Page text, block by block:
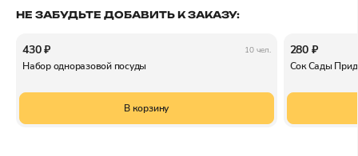
НЕ ЗАБУДЬТЕ ДОБАВИТЬ К ЗАКАЗУ:
430 ₽ 10 чел.
Набор одноразовой посуды
В корзину
280 ₽
Сок Сады